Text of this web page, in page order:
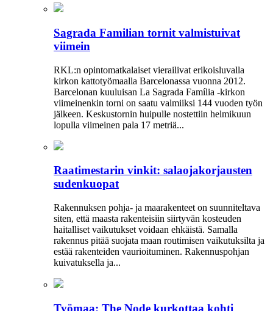
Sagrada Familian tornit valmistuivat
viimein
RKL:n opintomatkalaiset vierailivat erikoisluvalla
kirkon kattotyömaalla Barcelonassa vuonna 2012.
Barcelonan kuuluisan La Sagrada Família -kirkon
viimeinenkin torni on saatu valmiiksi­ 144 vuoden työn
jälkeen. Keskustornin huipulle nostettiin helmikuun
lopulla viimeinen pala 17 metriä...
Raatimestarin vinkit: salaojakorjausten
sudenkuopat
Rakennuksen pohja- ja maarakenteet on suunniteltava
siten, että maasta rakenteisiin siirtyvän kosteuden
haitalliset vaikutukset voidaan ehkäistä. Samalla
rakennus pitää suojata maan routimisen vaikutuksilta ja
estää rakenteiden vaurioituminen. Rakennuspohjan
kuivatuksella ja...
Työmaa: The Node kurkottaa kohti